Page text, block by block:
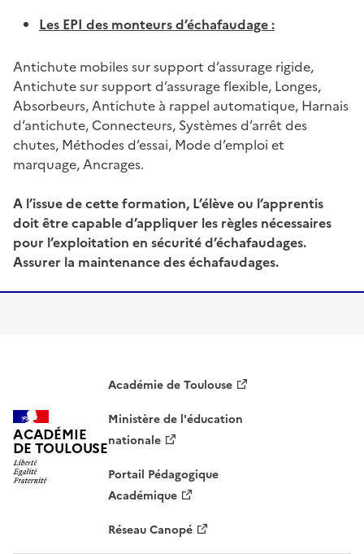
Les EPI des monteurs d’échafaudage :
Antichute mobiles sur support d’assurage rigide,
Antichute sur support d’assurage flexible, Longes,
Absorbeurs, Antichute à rappel automatique, Harnais
d’antichute, Connecteurs, Systèmes d’arrêt des
chutes, Méthodes d’essai, Mode d’emploi et
marquage, Ancrages.
A l’issue de cette formation, L’élève ou l’apprentis
doit être capable d’appliquer les règles nécessaires
pour l’exploitation en sécurité d’échafaudages.
Assurer la maintenance des échafaudages.
ACADÉMIE
DE TOULOUSE
Académie de Toulouse
Ministère de l'éducation
nationale
Portail Pédagogique
Académique
Réseau Canopé